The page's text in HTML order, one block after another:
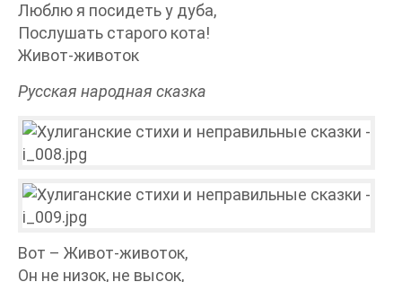
Люблю я посидеть у дуба,
Послушать старого кота!
Живот-животок
Русская народная сказка
Вот – Живот-животок,
Он не низок, не высок,